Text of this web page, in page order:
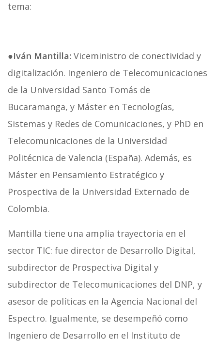
tema:
●Iván Mantilla: Viceministro de conectividad y
digitalización. Ingeniero de Telecomunicaciones
de la Universidad Santo Tomás de
Bucaramanga, y Máster en Tecnologías,
Sistemas y Redes de Comunicaciones, y PhD en
Telecomunicaciones de la Universidad
Politécnica de Valencia (España). Además, es
Máster en Pensamiento Estratégico y
Prospectiva de la Universidad Externado de
Colombia.
Mantilla tiene una amplia trayectoria en el
sector TIC: fue director de Desarrollo Digital,
subdirector de Prospectiva Digital y
subdirector de Telecomunicaciones del DNP, y
asesor de políticas en la Agencia Nacional del
Espectro. Igualmente, se desempeñó como
Ingeniero de Desarrollo en el Instituto de